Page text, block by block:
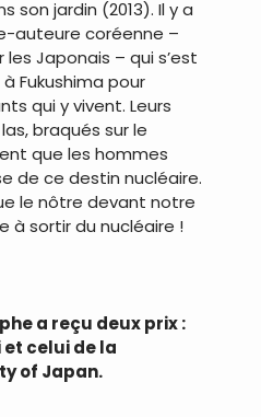
son jardin (2013). Il y a
auteure coréenne –
Japonais – qui s’est
Fukushima pour
qui y vivent. Leurs
braqués sur le
que les hommes
de ce destin nucléaire.
le nôtre devant notre
à sortir du nucléaire !
a reçu deux prix :
celui de la
of Japan.